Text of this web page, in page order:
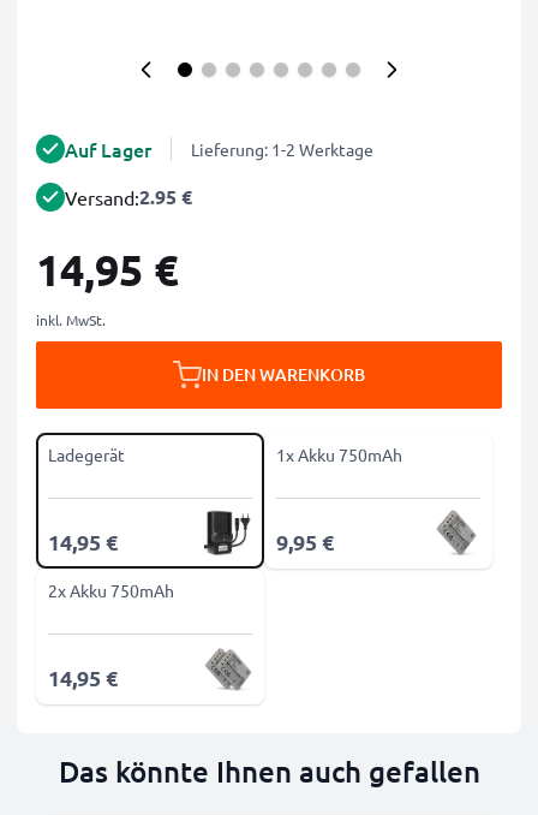
Auf Lager Lieferung: 1-2 Werktage
Versand:2.95 €
14,95 €
inkl. MwSt.
IN DEN WARENKORB
Ladegerät
14,95 €
1x Akku 750mAh
9,95 €
2x Akku 750mAh
14,95 €
Das könnte Ihnen auch gefallen